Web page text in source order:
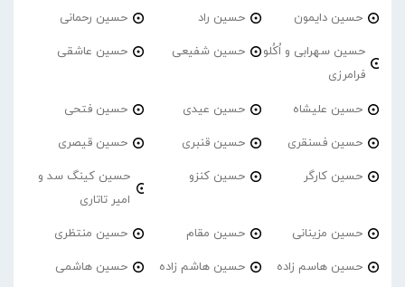
حسین دایمون حسین راد حسین رحمانی
حسین سهرابی و اُکُلو
فرامرزی
حسین شفیعی حسین عاشقی
حسین علیشاه حسین عیدی حسین فتحی
حسین فسنقری حسین قنبری حسین قیصری
حسین کارگر حسین کنزو
حسین کینگ سد و
امیر تاتاری
حسین مزینانی حسین مقام حسین منتظری
حسین هاسم زاده حسین هاشم زاده حسین هاشمی